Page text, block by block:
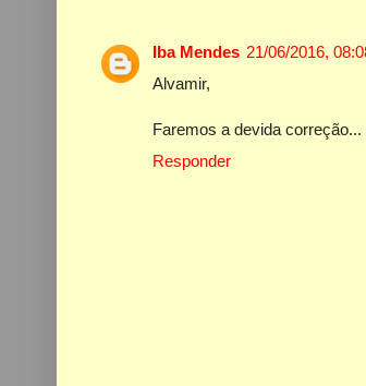
Iba Mendes 21/06/2016,
Alvamir,
Faremos a devida correção...
Responder